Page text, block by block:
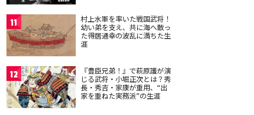
11
村上水軍を率いた戦国武将！
幼い弟を支え、共に海へ散っ
た得居通幸の波乱に満ちた生
涯
12
『豊臣兄弟！』で萩原護が演
じる武将・小堀正次とは？秀
長・秀吉・家康が重用、“出
家を重ねた実務派”の生涯